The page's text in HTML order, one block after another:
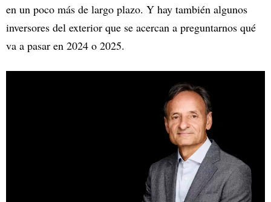
en un poco más de largo plazo. Y hay también algunos
inversores del exterior que se acercan a preguntarnos qué
va a pasar en 2024 o 2025.